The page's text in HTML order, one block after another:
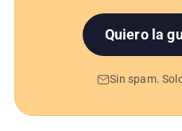
Quiero la
Sin spam.